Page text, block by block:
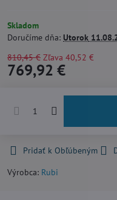
Skladom
Doručíme dňa: Utorok
810,45 € Zľava 40,52 €
769,92 €
Pridať k Obľúbeným
Výrobca: Rubi